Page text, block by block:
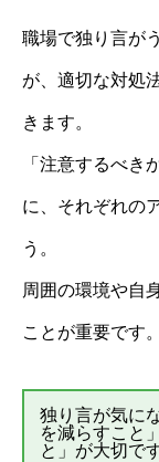
職場で独り言が
が、適切な対処
きます。
「注意するべき
に、それぞれの
う。
周囲の環境や自
ことが重要です。
独り言が気に
を減らすこと
と」が大切です